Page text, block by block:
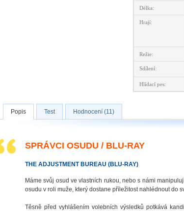
Délka:
Hrají:
Režie:
Sdílení:
Hlídací pes:
Popis Test Hodnocení (11)
SPRÁVCI OSUDU / BLU-RAY
THE ADJUSTMENT BUREAU (BLU-RAY)
Máme svůj osud ve vlastních rukou, nebo s námi
osudu v roli muže, který dostane příležitost nahlédnout do
Těsně před vyhlášením volebních výsledků potkává